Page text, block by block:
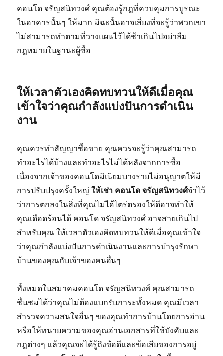
คอนโด จรัญสนิทวงศ์ คุณต้องรู้กฎที่ควบคุมการบูรณะ
ในอาคารนั้นๆ ให้มาก มิฉะนั้นอาจเสี่ยงที่จะรู้ว่าพวกเขา
ไม่สามารถทำตามที่วางแผนไว้ได้ช้าเกินไปอย่าลืม
กฎหมายในฐานะผู้ซื้อ
ให้เวลาตัวเองคิดทบทวนให้ดีเมื่อคุณ
เข้าใจว่าคุณกำลังแบ่งปันการดำเนิน
งาน
คุณควรทำสัญญาซื้อขาย คุณควรจะรู้ว่าคุณสามารถ
ทำอะไรได้บ้างและทำอะไรไม่ได้หลังจากการซื้อ
เนื่องจากเจ้าของคอนโดมิเนียมบางรายไม่อนุญาตให้มี
การปรับปรุงครั้งใหญ่ให้เช่า คอนโด จรัญสนิทวงศ์จำไว้
ว่าการตกลงในสิ่งที่คุณไม่ได้ไตร่ตรองให้ดีอาจทำให้
คุณเดือดร้อนได้ คอนโด จรัญสนิทวงศ์ อาจสายเกินไป
สำหรับคุณ ให้เวลาตัวเองคิดทบทวนให้ดีเมื่อคุณเข้าใจ
ว่าคุณกำลังแบ่งปันการดำเนินงานและการบำรุงรักษา
บ้านของคุณกับเจ้าของคนอื่นๆ
ทั้งหมดในสมาคมคอนโด จรัญสนิทวงศ์ คุณสามารถ
ชื่นชมได้ว่าคุณไม่ต้องแบกรับภาระทั้งหมด คุณมีเวลา
สำรวจความสนใจอื่นๆ ของคุณทำการบ้านโดยการอ่าน
หรือให้ทนายความของคุณอ่านเอกสารที่ใช้บังคับและ
กฎต่างๆ แล้วคุณจะได้รู้ถึงข้อดีและข้อเสียของการอยู่